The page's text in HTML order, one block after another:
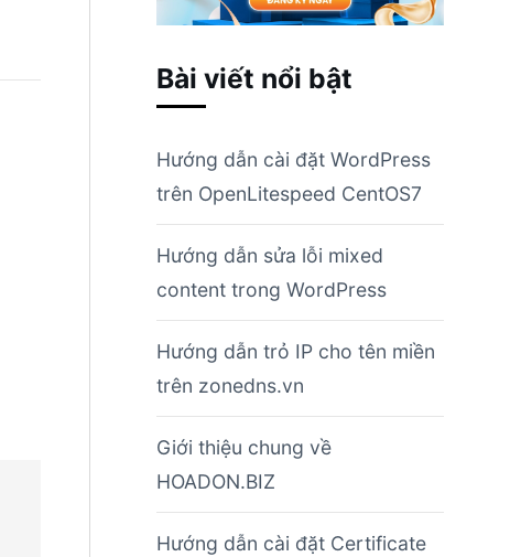
Bài viết nổi bật
Hướng dẫn cài đặt WordPress
trên OpenLitespeed CentOS7
Hướng dẫn sửa lỗi mixed
content trong WordPress
Hướng dẫn trỏ IP cho tên miền
trên zonedns.vn
Giới thiệu chung về
HOADON.BIZ
Hướng dẫn cài đặt Certificate